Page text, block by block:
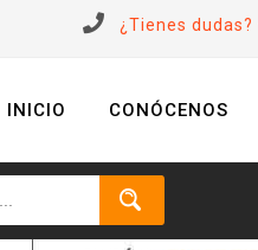
¿Tienes dudas?
INICIO CONÓCENOS